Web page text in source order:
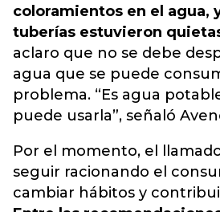
coloramientos en el agua,
tuberías estuvieron
aclaro que no se debe
agua que se puede
problema. “Es agua
puede usarla”, señaló
Por el momento, el
seguir racionando el
cambiar hábitos y